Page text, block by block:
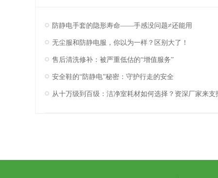
防静电手套的隐形寿命——手感没问题≠还能用
无尘服和防静电服，你以为一样？区别大了！
售后清洗修补：被严重低估的“增值服务”
安全鞋的“防静电”秘密：守护行走的安全
从十万级到百级：洁净室耗材如何选择？资深厂家来支